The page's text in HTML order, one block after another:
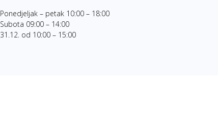
Ponedjeljak – petak 10:00 – 18:00
Subota 09:00 – 14:00
31.12. od 10:00 – 15:00